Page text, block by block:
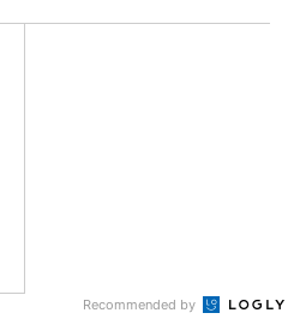
Recommended by